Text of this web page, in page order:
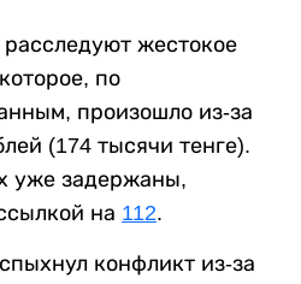
жестокое
по
произошло из-за
(174 тысячи тенге).
уже задержаны,
на 112.
конфликт из-за